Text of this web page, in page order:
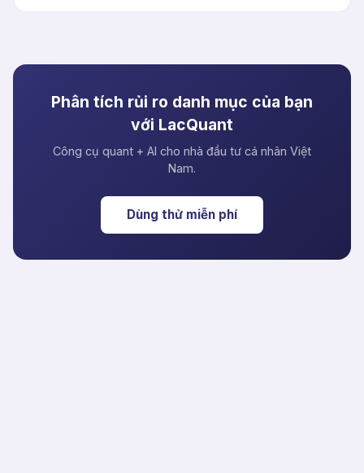
Phân tích rủi ro danh mục của bạn
với LacQuant
Công cụ quant + AI cho nhà đầu tư cá nhân Việt
Nam.
Dùng thử miễn phí